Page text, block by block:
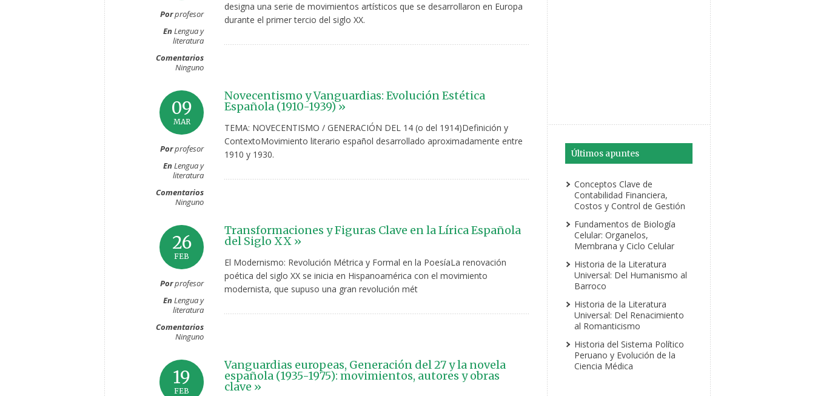
Porprofesor
EnLengua y
literatura
Comentarios
Ninguno
designa una serie de movimientos artísticos que se desarrollaron en Europa
durante el primer tercio del siglo XX.
09
MAR
Porprofesor
EnLengua y
literatura
Comentarios
Ninguno
Novecentismo y Vanguardias: Evolución Estética
Española (1910-1939) »
TEMA: NOVECENTISMO / GENERACIÓN DEL 14 (o del 1914)Definición y
ContextoMovimiento literario español desarrollado aproximadamente entre
1910 y 1930.
26
FEB
Porprofesor
EnLengua y
literatura
Comentarios
Ninguno
Transformaciones y Figuras Clave en la Lírica Española
del Siglo XX »
El Modernismo: Revolución Métrica y Formal en la PoesíaLa renovación
poética del siglo XX se inicia en Hispanoamérica con el movimiento
modernista, que supuso una gran revolución mét
19
FEB
Vanguardias europeas, Generación del 27 y la novela
española (1935-1975): movimientos, autores y obras
clave »
Últimos apuntes
Conceptos Clave de
Contabilidad Financiera,
Costos y Control de Gestión
Fundamentos de Biología
Celular: Organelos,
Membrana y Ciclo Celular
Historia de la Literatura
Universal: Del Humanismo al
Barroco
Historia de la Literatura
Universal: Del Renacimiento
al Romanticismo
Historia del Sistema Político
Peruano y Evolución de la
Ciencia Médica